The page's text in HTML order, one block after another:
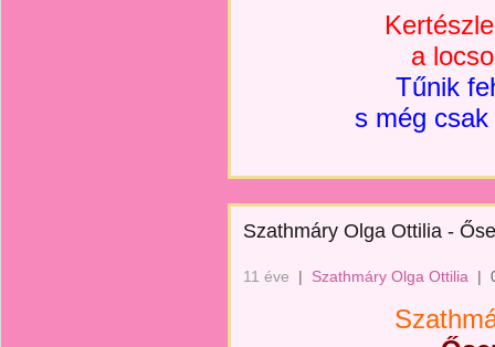
a
Tűnik
s még
Szathmáry Olga Ottilia -
11 éve | Szathmáry Olga Ottilia |